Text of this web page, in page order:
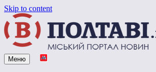
Skip to content
Vpoltave.info
Полтавський портал новин
Меню